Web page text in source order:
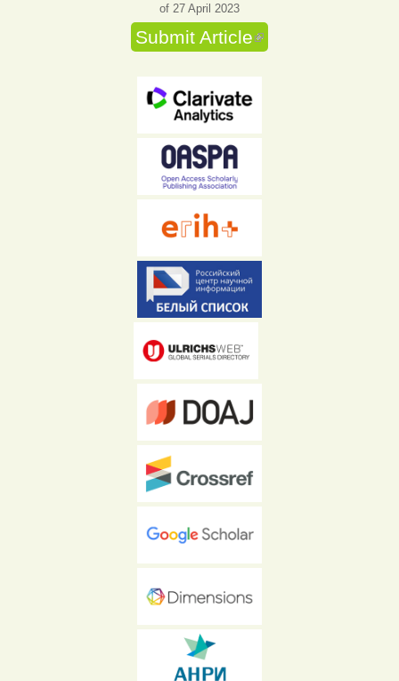
of 27 April 2023
Submit Article(link is external)